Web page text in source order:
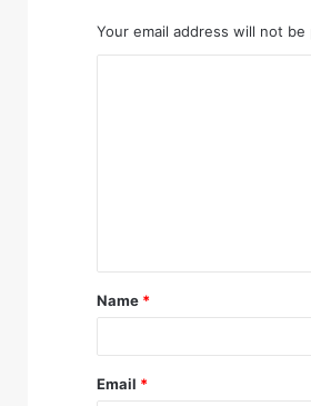
Your email address will not be
t
*
Name *
Email *